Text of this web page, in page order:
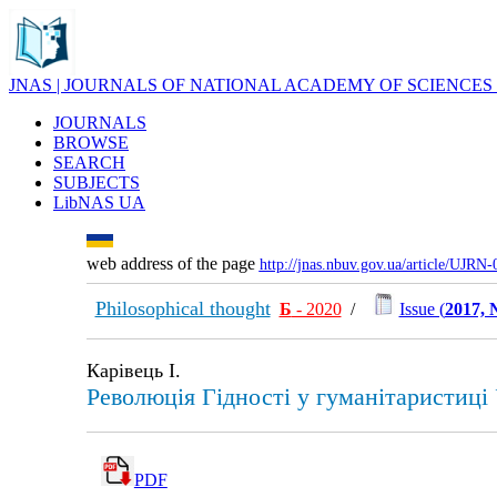
JNAS | JOURNALS OF NATIONAL ACADEMY OF
JOURNALS
BROWSE
SEARCH
SUBJECTS
LibNAS UA
web address of the page http://jnas.nbuv.gov.ua/article/UJRN-
Philosophical thought Б - 2020/ Issue (2017,
Карівець І.
Революція Гідності у
PDF